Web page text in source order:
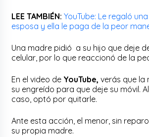
LEE TAMBIÉN: YouTube: Le regaló
esposa y ella le paga de la peor
Una madre pidió a su hijo que deje
celular, por lo que reaccionó de la
En el video de YouTube, verás que la
su engreído para que deje su móvil.
caso, optó por quitarle.
Ante esta acción, el menor, sin
su propia madre.